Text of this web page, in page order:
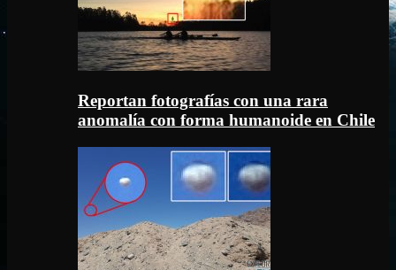
Reportan fotografías con una rara
anomalía con forma humanoide en Chile